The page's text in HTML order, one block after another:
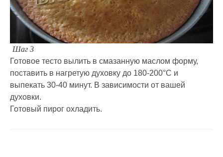
Шаг 3
Готовое тесто вылить в смазанную маслом форму,
поставить в нагретую духовку до 180-200°C и
выпекать 30-40 минут. В зависимости от вашей
духовки.
Готовый пирог охладить.